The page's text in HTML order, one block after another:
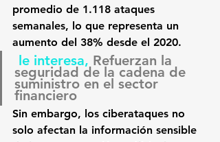
promedio de 1.118 ataques
semanales, lo que representa un
aumento del 38% desde el 2020.
le interesa, Refuerzan la
seguridad de la cadena de
suministro en el sector
financiero
Sin embargo, los ciberataques no
solo afectan la información sensible